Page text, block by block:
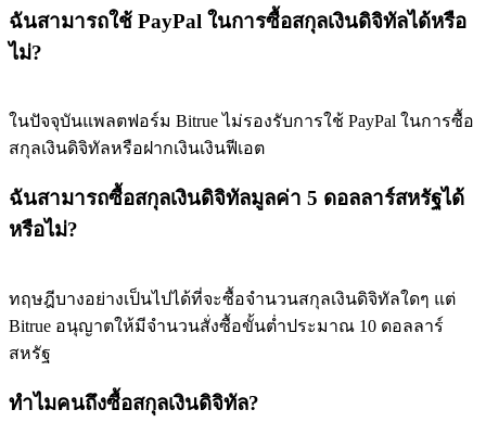
ฉันสามารถใช้ PayPal ในการซื้อสกุลเงินดิจิทัลได้หรือ
ไม่?
ในปัจจุบันแพลตฟอร์ม Bitrue ไม่รองรับการใช้ PayPal ในการซื้อ
สกุลเงินดิจิทัลหรือฝากเงินเงินฟีเอต
ฉันสามารถซื้อสกุลเงินดิจิทัลมูลค่า 5 ดอลลาร์สหรัฐได้
หรือไม่?
ทฤษฎีบางอย่างเป็นไปได้ที่จะซื้อจำนวนสกุลเงินดิจิทัลใดๆ แต่
Bitrue อนุญาตให้มีจำนวนสั่งซื้อขั้นต่ำประมาณ 10 ดอลลาร์
สหรัฐ
ทำไมคนถึงซื้อสกุลเงินดิจิทัล?